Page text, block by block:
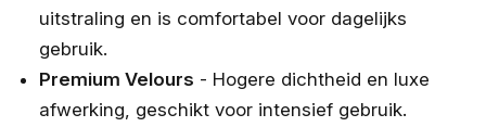
uitstraling en is comfortabel voor dagelijks
gebruik.
Premium Velours - Hogere dichtheid en luxe
afwerking, geschikt voor intensief gebruik.